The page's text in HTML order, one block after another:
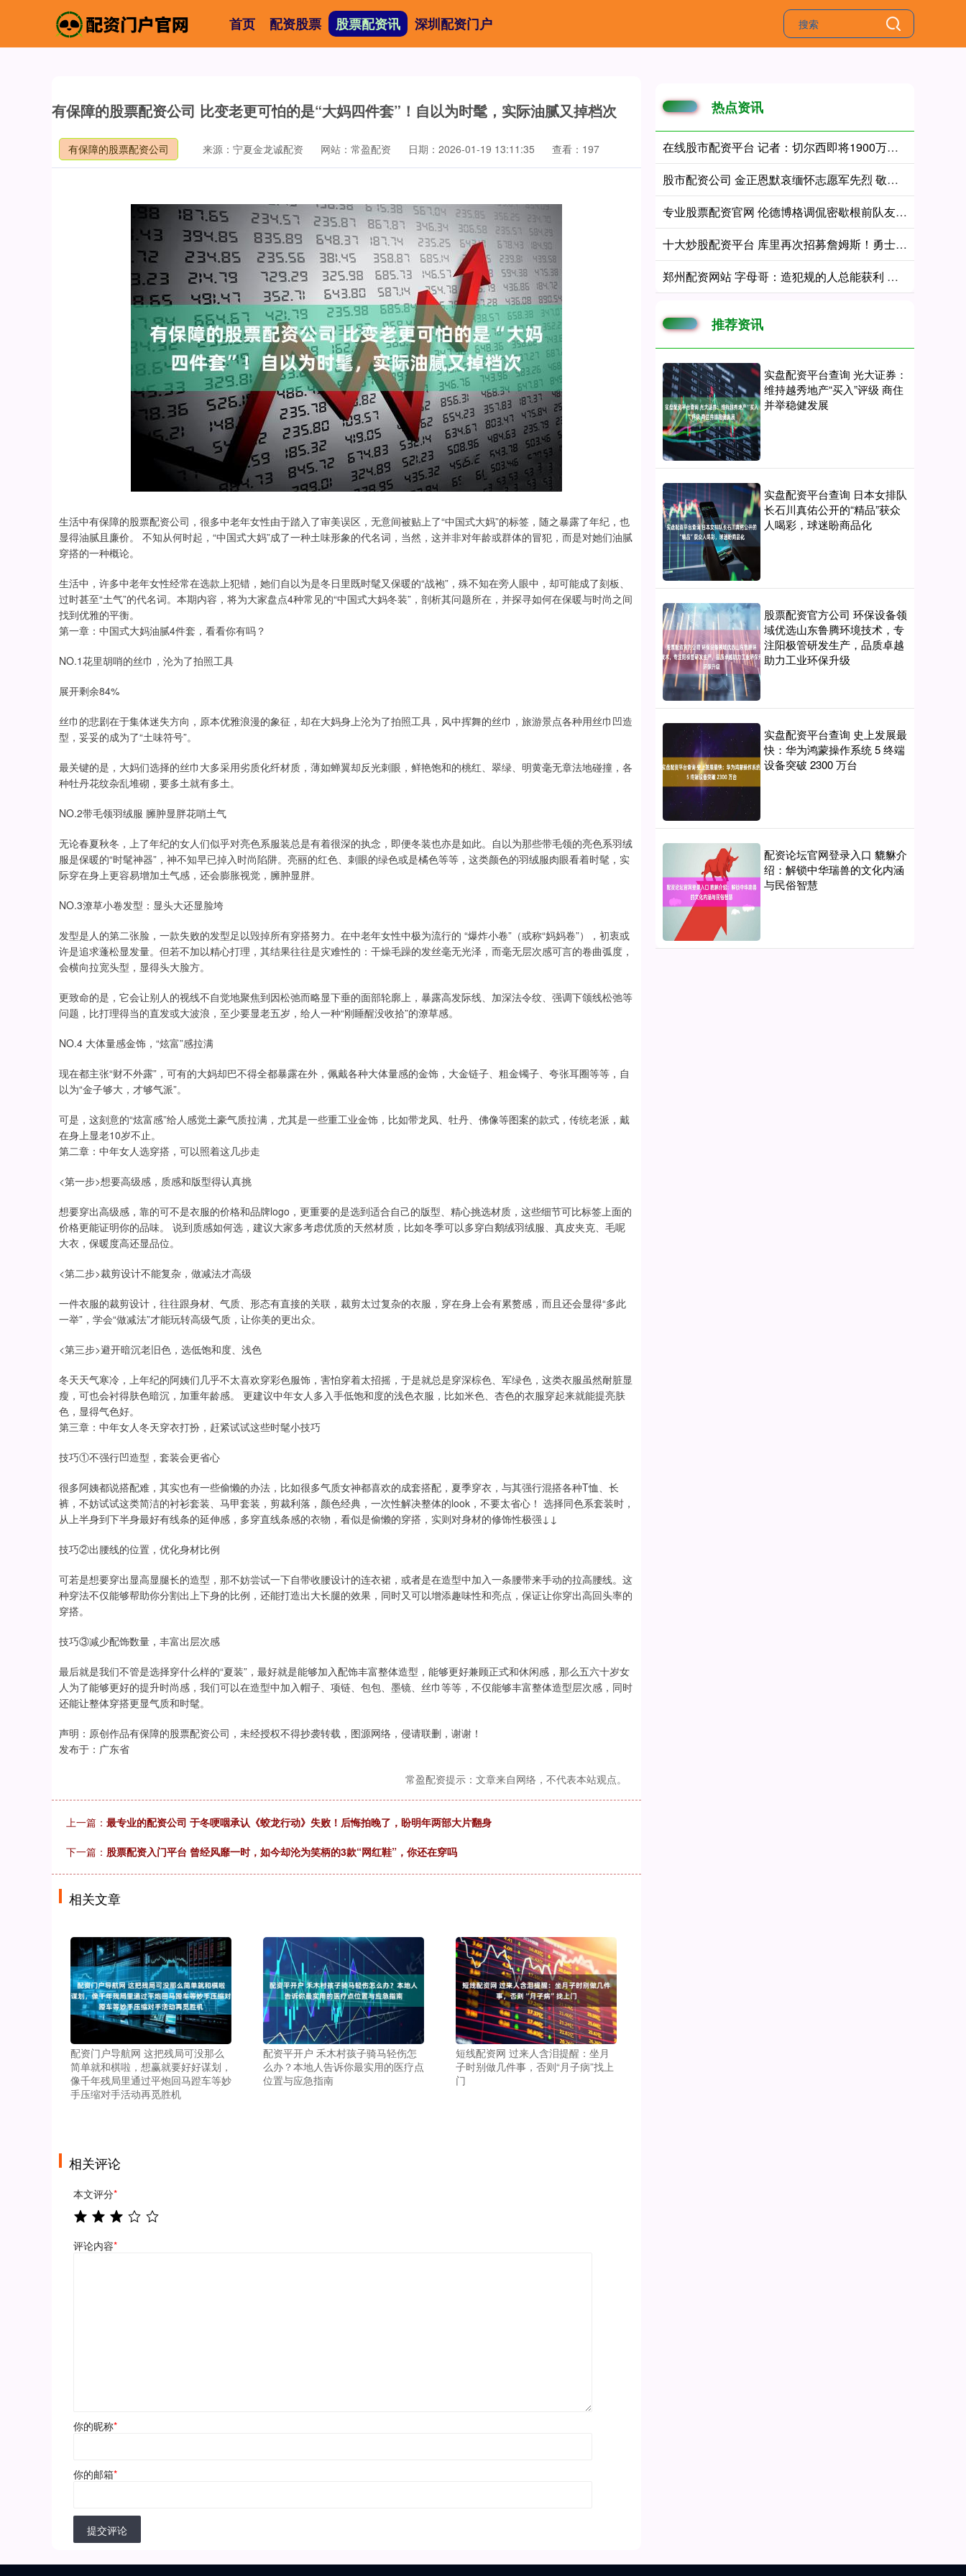
首页 配资股票 股票配资讯 深圳配资门户
有保障的股票配资公司 比变老更可怕的是“大妈四件套”！自以为时髦，实际油腻又掉档次
有保障的股票配资公司 来源：宁夏金龙诚配资 网站：常盈配资 日期：2026-01-19 13:11:35 查看：197
生活中有保障的股票配资公司，很多中老年女性由于踏入了审美误区，无意间被贴上了“中国式大妈”的标签，随之暴露了年纪，也
显得油腻且廉价。 不知从何时起，“中国式大妈”成了一种土味形象的代名词，当然，这并非对年龄或群体的冒犯，而是对她们油腻
穿搭的一种概论。
生活中，许多中老年女性经常在选款上犯错，她们自以为是冬日里既时髦又保暖的“战袍”，殊不知在旁人眼中，却可能成了刻板、
过时甚至“土气”的代名词。本期内容，将为大家盘点4种常见的“中国式大妈冬装”，剖析其问题所在，并探寻如何在保暖与时尚之间
找到优雅的平衡。
第一章：中国式大妈油腻4件套，看看你有吗？
NO.1花里胡哨的丝巾，沦为了拍照工具
展开剩余84%
丝巾的悲剧在于集体迷失方向，原本优雅浪漫的象征，却在大妈身上沦为了拍照工具，风中挥舞的丝巾，旅游景点各种用丝巾凹造
型，妥妥的成为了“土味符号”。
最关键的是，大妈们选择的丝巾大多采用劣质化纤材质，薄如蝉翼却反光刺眼，鲜艳饱和的桃红、翠绿、明黄毫无章法地碰撞，各
种牡丹花纹杂乱堆砌，要多土就有多土。
NO.2带毛领羽绒服 臃肿显胖花哨土气
无论春夏秋冬，上了年纪的女人们似乎对亮色系服装总是有着很深的执念，即便冬装也亦是如此。自以为那些带毛领的亮色系羽绒
服是保暖的“时髦神器”，神不知早已掉入时尚陷阱。亮丽的红色、刺眼的绿色或是橘色等等，这类颜色的羽绒服肉眼看着时髦，实
际穿在身上更容易增加土气感，还会膨胀视觉，臃肿显胖。
NO.3潦草小卷发型：显头大还显脸垮
发型是人的第二张脸，一款失败的发型足以毁掉所有穿搭努力。在中老年女性中极为流行的 “爆炸小卷”（或称“妈妈卷”），初衷或
许是追求蓬松显发量。但若不加以精心打理，其结果往往是灾难性的：干燥毛躁的发丝毫无光泽，而毫无层次感可言的卷曲弧度，
会横向拉宽头型，显得头大脸方。
更致命的是，它会让别人的视线不自觉地聚焦到因松弛而略显下垂的面部轮廓上，暴露高发际线、加深法令纹、强调下颌线松弛等
问题，比打理得当的直发或大波浪，至少要显老五岁，给人一种“刚睡醒没收拾”的潦草感。
NO.4 大体量感金饰，“炫富”感拉满
现在都主张“财不外露”，可有的大妈却巴不得全都暴露在外，佩戴各种大体量感的金饰，大金链子、粗金镯子、夸张耳圈等等，自
以为“金子够大，才够气派”。
可是，这刻意的“炫富感”给人感觉土豪气质拉满，尤其是一些重工业金饰，比如带龙凤、牡丹、佛像等图案的款式，传统老派，戴
在身上显老10岁不止。
第二章：中年女人选穿搭，可以照着这几步走
<第一步>想要高级感，质感和版型得认真挑
想要穿出高级感，靠的可不是衣服的价格和品牌logo，更重要的是选到适合自己的版型、精心挑选材质，这些细节可比标签上面的
价格更能证明你的品味。 说到质感如何选，建议大家多考虑优质的天然材质，比如冬季可以多穿白鹅绒羽绒服、真皮夹克、毛呢
大衣，保暖度高还显品位。
<第二步>裁剪设计不能复杂，做减法才高级
一件衣服的裁剪设计，往往跟身材、气质、形态有直接的关联，裁剪太过复杂的衣服，穿在身上会有累赘感，而且还会显得“多此
一举”，学会“做减法”才能玩转高级气质，让你美的更出众。
<第三步>避开暗沉老旧色，选低饱和度、浅色
冬天天气寒冷，上年纪的阿姨们几乎不太喜欢穿彩色服饰，害怕穿着太招摇，于是就总是穿深棕色、军绿色，这类衣服虽然耐脏显
瘦，可也会衬得肤色暗沉，加重年龄感。 更建议中年女人多入手低饱和度的浅色衣服，比如米色、杏色的衣服穿起来就能提亮肤
色，显得气色好。
第三章：中年女人冬天穿衣打扮，赶紧试试这些时髦小技巧
技巧①不强行凹造型，套装会更省心
很多阿姨都说搭配难，其实也有一些偷懒的办法，比如很多气质女神都喜欢的成套搭配，夏季穿衣，与其强行混搭各种T恤、长
裤，不妨试试这类简洁的衬衫套装、马甲套装，剪裁利落，颜色经典，一次性解决整体的look，不要太省心！ 选择同色系套装时，
从上半身到下半身最好有线条的延伸感，多穿直线条感的衣物，看似是偷懒的穿搭，实则对身材的修饰性极强↓↓
技巧②出腰线的位置，优化身材比例
可若是想要穿出显高显腿长的造型，那不妨尝试一下自带收腰设计的连衣裙，或者是在造型中加入一条腰带来手动的拉高腰线。这
种穿法不仅能够帮助你分割出上下身的比例，还能打造出大长腿的效果，同时又可以增添趣味性和亮点，保证让你穿出高回头率的
穿搭。
技巧③减少配饰数量，丰富出层次感
最后就是我们不管是选择穿什么样的“夏装”，最好就是能够加入配饰丰富整体造型，能够更好兼顾正式和休闲感，那么五六十岁女
人为了能够更好的提升时尚感，我们可以在造型中加入帽子、项链、包包、墨镜、丝巾等等，不仅能够丰富整体造型层次感，同时
还能让整体穿搭更显气质和时髦。
声明：原创作品有保障的股票配资公司，未经授权不得抄袭转载，图源网络，侵请联删，谢谢！
发布于：广东省
常盈配资提示：文章来自网络，不代表本站观点。
上一篇： 最专业的配资公司 于冬哽咽承认《蛟龙行动》失败！后悔拍晚了，盼明年两部大片翻身
下一篇： 股票配资入门平台 曾经风靡一时，如今却沦为笑柄的3款“网红鞋”，你还在穿吗
相关文章
配资门户导航网 这把残局可没那么
简单就和棋啦，想赢就要好好谋划，
像千年残局里通过平炮回马蹬车等妙
手压缩对手活动再觅胜机
配资平开户 禾木村孩子骑马轻伤怎
么办？本地人告诉你最实用的医疗点
位置与应急指南
短线配资网 过来人含泪提醒：坐月
子时别做几件事，否则“月子病”找上
门
相关评论
本文评分*
评论内容*
你的昵称*
你的邮箱*
提交评论
热点资讯
在线股市配资平台 记者：切尔西即将1900万欧+浮动，签下巴列卡诺左后卫查瓦里亚
股市配资公司 金正恩默哀缅怀志愿军先烈 敬献鲜花表敬意
专业股票配资官网 伦德博格调侃密歇根前队友马拉和约翰逊：我的成就已压他们一头
十大炒股配资平台 库里再次招募詹姆斯！勇士自身定位是黑马：认为老詹大概率去东部
郑州配资网站 字母哥：造犯规的人总能获利 我被恶意犯规却没哨
推荐资讯
实盘配资平台查询 光大证券：
维持越秀地产“买入”评级 商住
并举稳健发展
实盘配资平台查询 日本女排队
长石川真佑公开的“精品”获众
人喝彩，球迷盼商品化
股票配资官方公司 环保设备领
域优选山东鲁腾环境技术，专
注阳极管研发生产，品质卓越
助力工业环保升级
实盘配资平台查询 史上发展最
快：华为鸿蒙操作系统 5 终端
设备突破 2300 万台
配资论坛官网登录入口 貔貅介
绍：解锁中华瑞兽的文化内涵
与民俗智慧